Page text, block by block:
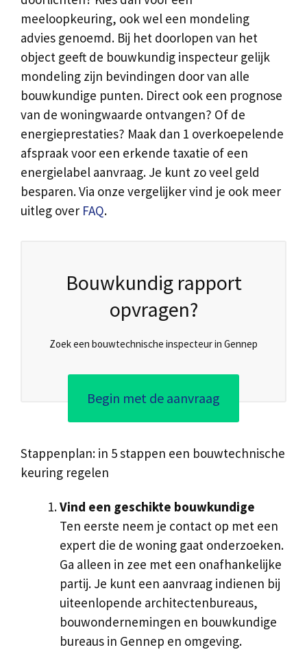
meeloopkeuring, ook wel een mondeling
advies genoemd. Bij het doorlopen van het
object geeft de bouwkundig inspecteur gelijk
mondeling zijn bevindingen door van alle
bouwkundige punten. Direct ook een prognose
van de woningwaarde ontvangen? Of de
energieprestaties? Maak dan 1 overkoepelende
afspraak voor een erkende taxatie of een
energielabel aanvraag. Je kunt zo veel geld
besparen. Via onze vergelijker vind je ook meer
uitleg over FAQ.
Bouwkundig rapport
opvragen?
Zoek een bouwtechnische inspecteur in Gennep
Begin met de aanvraag
Stappenplan: in 5 stappen een bouwtechnische
keuring regelen
Vind een geschikte bouwkundige
Ten eerste neem je contact op met een
expert die de woning gaat onderzoeken.
Ga alleen in zee met een onafhankelijke
partij. Je kunt een aanvraag indienen bij
uiteenlopende architectenbureaus,
bouwondernemingen en bouwkundige
bureaus in Gennep en omgeving.